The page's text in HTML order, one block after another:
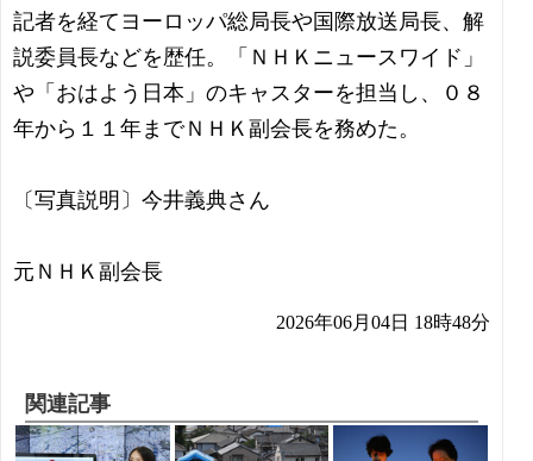
記者を経てヨーロッパ総局長や国際放送局長、解
説委員長などを歴任。「ＮＨＫニュースワイド」
や「おはよう日本」のキャスターを担当し、０８
年から１１年までＮＨＫ副会長を務めた。
〔写真説明〕今井義典さん
元ＮＨＫ副会長
2026年06月04日 18時48分
関連記事